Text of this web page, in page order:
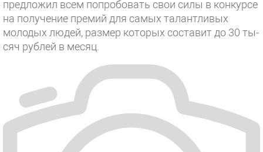
предложил всем попро­бовать свои силы в конкурсе
на получение премий для самых талантливых
молодых людей, размер котор­ых составит до 30 ты­
сяч рублей в месяц.